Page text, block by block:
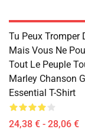
Tu Peux Tromper
Mais Vous Ne
Tout Le Peuple
Marley Chanson
Essential T-Shirt
24,38 € - 28,06 €